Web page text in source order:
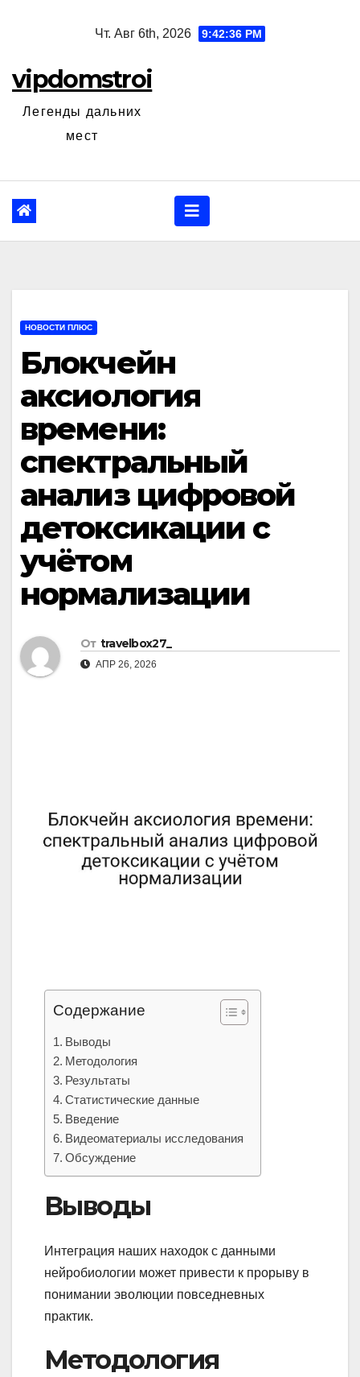
Чт. Авг 6th, 2026 9:42:37 PM
vipdomstroi
Легенды дальних
мест
НОВОСТИ ПЛЮС
Блокчейн
аксиология
времени:
спектральный
анализ цифровой
детоксикации с
учётом
нормализации
От travelbox27_
АПР 26, 2026
Содержание
Выводы
Методология
Результаты
Статистические данные
Введение
Видеоматериалы исследования
Обсуждение
Выводы
Интеграция наших находок с данными
нейробиологии может привести к прорыву в
понимании эволюции повседневных
практик.
Методология